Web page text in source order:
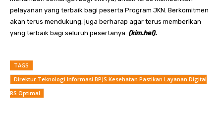
pelayanan yang terbaik bagi peserta Program JKN. Berkomitmen
akan terus mendukung, juga berharap agar terus memberikan
yang terbaik bagi seluruh pesertanya. (kim.hel).
TAGS
Direktur Teknologi Informasi BPJS Kesehatan Pastikan Layanan Digital
RS Optimal